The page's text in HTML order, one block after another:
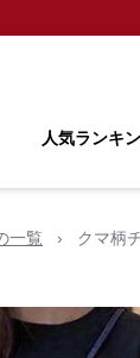
人気ランキ
一覧 › クマ柄